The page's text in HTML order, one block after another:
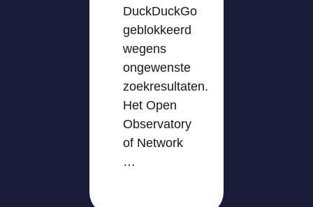
DuckDuckGo
geblokkeerd
wegens
ongewenste
zoekresultaten.
Het Open
Observatory
of Network
…